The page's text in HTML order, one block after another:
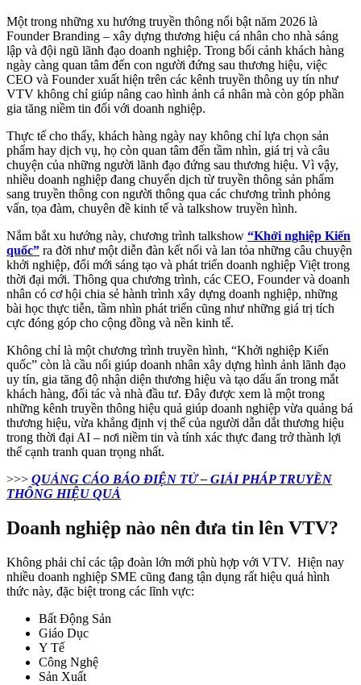
Một trong những xu hướng truyền thông nổi bật năm 2026 là
Founder Branding – xây dựng thương hiệu cá nhân cho nhà sáng
lập và đội ngũ lãnh đạo doanh nghiệp. Trong bối cảnh khách hàng
ngày càng quan tâm đến con người đứng sau thương hiệu, việc
CEO và Founder xuất hiện trên các kênh truyền thông uy tín như
VTV không chỉ giúp nâng cao hình ảnh cá nhân mà còn góp phần
gia tăng niềm tin đối với doanh nghiệp.
Thực tế cho thấy, khách hàng ngày nay không chỉ lựa chọn sản
phẩm hay dịch vụ, họ còn quan tâm đến tầm nhìn, giá trị và câu
chuyện của những người lãnh đạo đứng sau thương hiệu. Vì vậy,
nhiều doanh nghiệp đang chuyển dịch từ truyền thông sản phẩm
sang truyền thông con người thông qua các chương trình phỏng
vấn, tọa đàm, chuyên đề kinh tế và talkshow truyền hình.
Nắm bắt xu hướng này, chương trình talkshow “Khởi nghiệp Kiến
quốc” ra đời như một diễn đàn kết nối và lan tỏa những câu chuyện
khởi nghiệp, đổi mới sáng tạo và phát triển doanh nghiệp Việt trong
thời đại mới. Thông qua chương trình, các CEO, Founder và doanh
nhân có cơ hội chia sẻ hành trình xây dựng doanh nghiệp, những
bài học thực tiễn, tầm nhìn phát triển cũng như những giá trị tích
cực đóng góp cho cộng đồng và nền kinh tế.
Không chỉ là một chương trình truyền hình, “Khởi nghiệp Kiến
quốc” còn là cầu nối giúp doanh nhân xây dựng hình ảnh lãnh đạo
uy tín, gia tăng độ nhận diện thương hiệu và tạo dấu ấn trong mắt
khách hàng, đối tác và nhà đầu tư. Đây được xem là một trong
những kênh truyền thông hiệu quả giúp doanh nghiệp vừa quảng bá
thương hiệu, vừa khẳng định vị thế của người dẫn dắt thương hiệu
trong thời đại AI – nơi niềm tin và tính xác thực đang trở thành lợi
thế cạnh tranh quan trọng nhất.
>>> QUẢNG CÁO BÁO ĐIỆN TỬ – GIẢI PHÁP TRUYỀN
THÔNG HIỆU QUẢ
Doanh nghiệp nào nên đưa tin lên VTV?
Không phải chỉ các tập đoàn lớn mới phù hợp với VTV. Hiện nay
nhiều doanh nghiệp SME cũng đang tận dụng rất hiệu quả hình
thức này, đặc biệt trong các lĩnh vực:
Bất Động Sản
Giáo Dục
Y Tế
Công Nghệ
Sản Xuất